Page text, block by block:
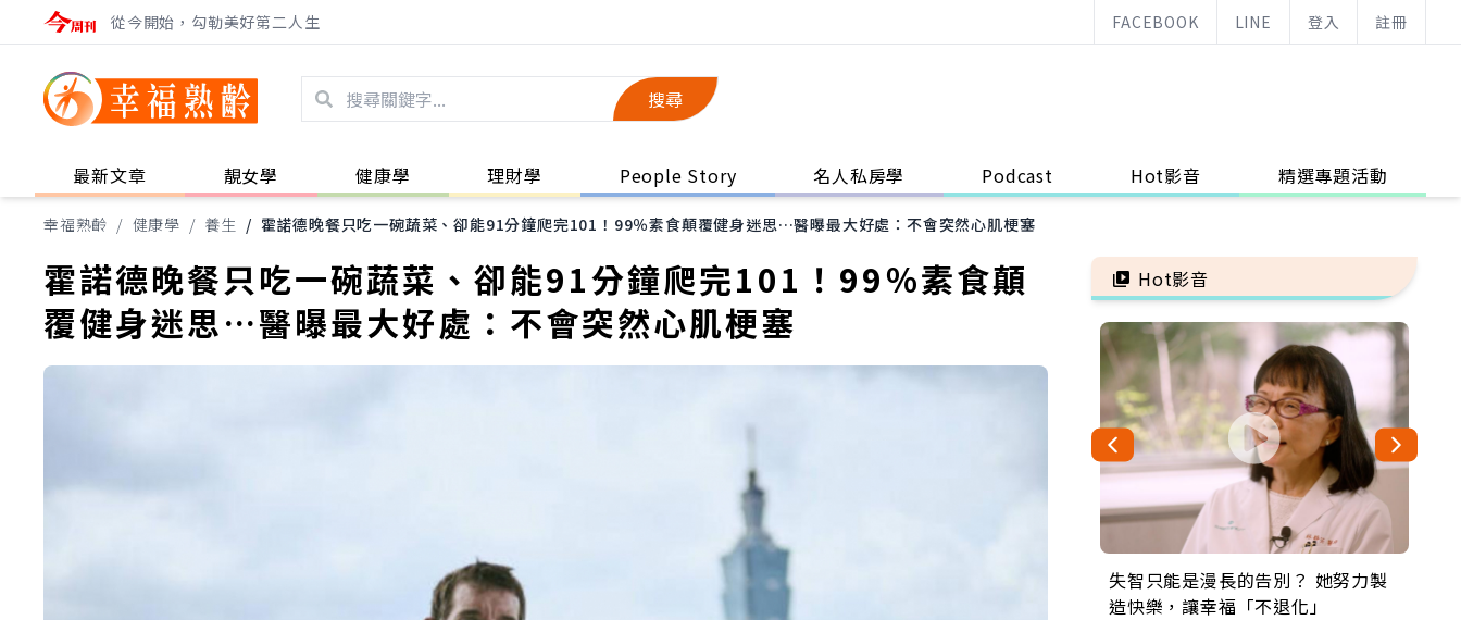
從今開始，勾勒美好第二人生 FACEBOOK LINE 登入 註冊
搜尋
最新文章 靚女學 健康學 理財學 People Story 名人私房學 Podcast Hot影音 精選專題活動
幸福熟齡 / 健康學 / 養生 / 霍諾德晚餐只吃一碗蔬菜、卻能91分鐘爬完101！99％素食顛覆健身迷思…醫曝最大好處：不會突然心肌梗塞
霍諾德晚餐只吃一碗蔬菜、卻能91分鐘爬完101！99％素食顛
覆健身迷思…醫曝最大好處：不會突然心肌梗塞
Hot影音
失智只能是漫長的告別？ 她努力製
造快樂，讓幸福「不退化」
來自剛果的巧克力神父 為台灣奉獻
36年 「台灣是我的家，我連作夢都
63歲卸矽谷副總、搬回台灣找快
樂！「蛋黃哥小丑」走進安養院，
104歲打破金氏世界紀錄 成為全球
最年長羽球選手，分享長壽的秘密
事業巔峰他選擇追夢…黑手阿伯拉
小提琴還登上小巨蛋！連CNN都大